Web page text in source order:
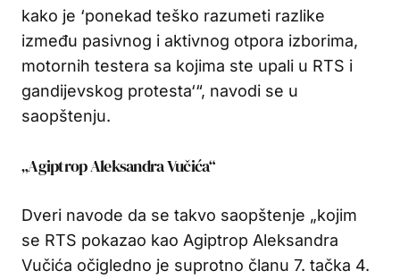
kako je ‘ponekad teško razumeti razlike
između pasivnog i aktivnog otpora izborima,
motornih testera sa kojima ste upali u RTS i
gandijevskog protesta‘“, navodi se u
saopštenju.
„Agiptrop Aleksandra Vučića“
Dveri navode da se takvo saopštenje „kojim
se RTS pokazao kao Agiptrop Aleksandra
Vučića očigledno je suprotno članu 7. tačka 4.